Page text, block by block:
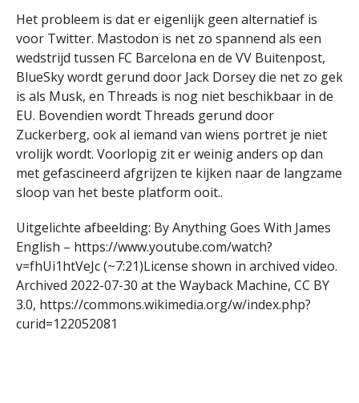
Het probleem is dat er eigenlijk geen alternatief is
voor Twitter. Mastodon is net zo spannend als een
wedstrijd tussen FC Barcelona en de VV Buitenpost,
BlueSky wordt gerund door Jack Dorsey die net zo gek
is als Musk, en Threads is nog niet beschikbaar in de
EU. Bovendien wordt Threads gerund door
Zuckerberg, ook al iemand van wiens portret je niet
vrolijk wordt. Voorlopig zit er weinig anders op dan
met gefascineerd afgrijzen te kijken naar de langzame
sloop van het beste platform ooit..
Uitgelichte afbeelding: By Anything Goes With James
English – https://www.youtube.com/watch?
v=fhUi1htVeJc (~7:21)License shown in archived video.
Archived 2022-07-30 at the Wayback Machine, CC BY
3.0, https://commons.wikimedia.org/w/index.php?
curid=122052081